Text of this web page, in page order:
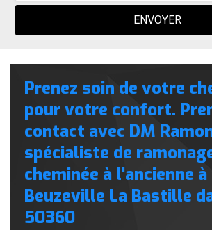
Prenez soin de votre
pour votre confort.
contact avec DM
spécialiste de
cheminée à l'ancienne à
Beuzeville La Bastille
50360